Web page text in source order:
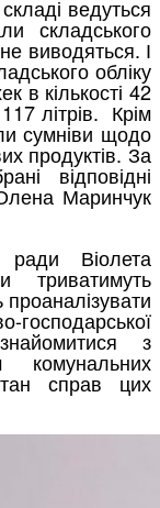
ведуться
складського
виводяться. І
обліку
в кількості 42
літрів. Крім
сумніви щодо
продуктів. За
відповідні
Маринчук
Віолета
триватимуть
з
комунальних
справ цих